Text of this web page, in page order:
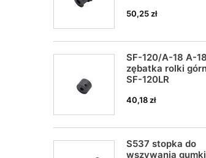
50,25 zł
SF-120/A-18 A-18
zębatka rolki
SF-120LR
40,18 zł
S537 stopka do
wszywania